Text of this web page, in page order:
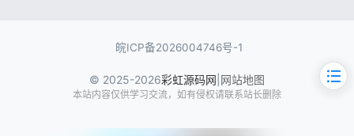
皖ICP备2026004746号-1
© 2025-2026彩虹源码网 网站地图
本站内容仅供学习交流，如有侵权请联系站长删除